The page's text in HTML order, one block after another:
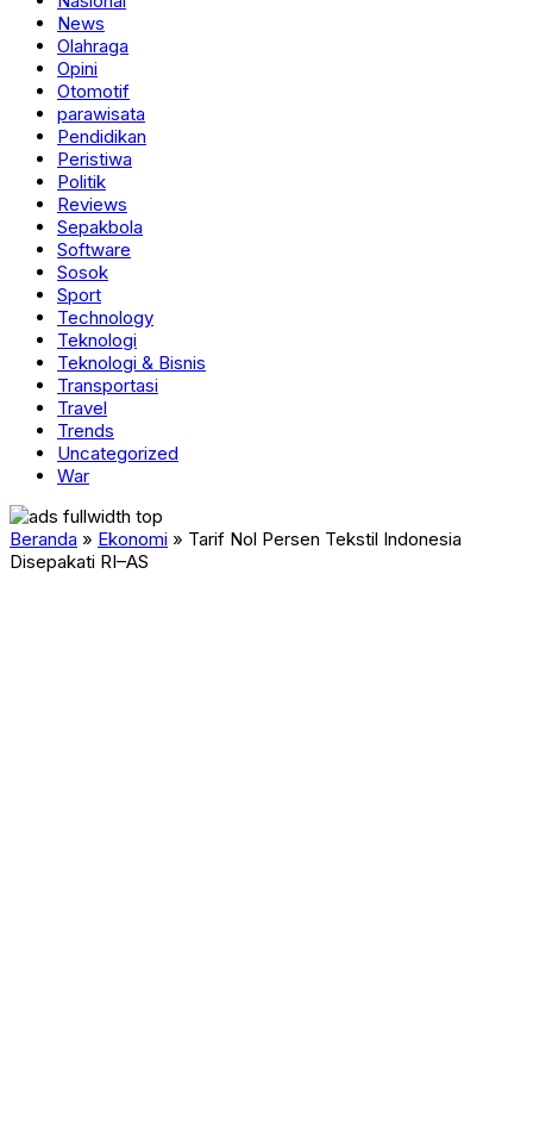
News
Olahraga
Opini
Otomotif
parawisata
Pendidikan
Peristiwa
Politik
Reviews
Sepakbola
Software
Sosok
Sport
Technology
Teknologi
Teknologi & Bisnis
Transportasi
Travel
Trends
Uncategorized
War
Beranda » Ekonomi » Tarif Nol Persen Tekstil Indonesia
Disepakati RI–AS